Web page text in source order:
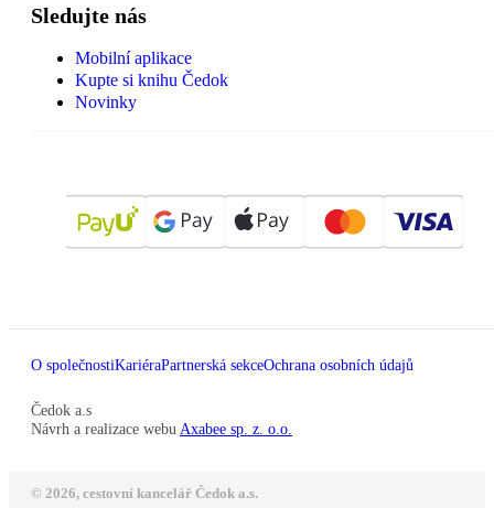
Sledujte nás
Mobilní aplikace
Kupte si knihu Čedok
Novinky
O společnostiKariéraPartnerská sekceOchrana osobních údajů
Čedok a.s
Návrh a realizace webu Axabee sp. z. o.o.
© 2026, cestovní kancelář Čedok a.s.